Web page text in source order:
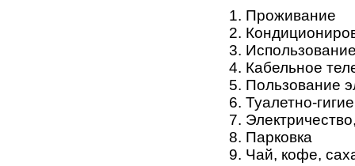
1. Проживание
2.
3.
4. Кабельное
5. Пользование
6. Туалетно-
7.
8. Парковка
9. Чай, кофе,